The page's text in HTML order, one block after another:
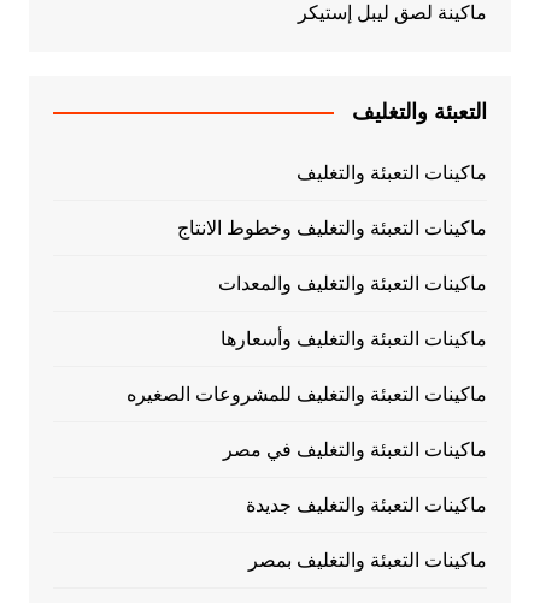
ماكينة لصق ليبل إستيكر
التعبئة والتغليف
ماكينات التعبئة والتغليف
ماكينات التعبئة والتغليف وخطوط الانتاج
ماكينات التعبئة والتغليف والمعدات
ماكينات التعبئة والتغليف وأسعارها
ماكينات التعبئة والتغليف للمشروعات الصغيره
ماكينات التعبئة والتغليف في مصر
ماكينات التعبئة والتغليف جديدة
ماكينات التعبئة والتغليف بمصر